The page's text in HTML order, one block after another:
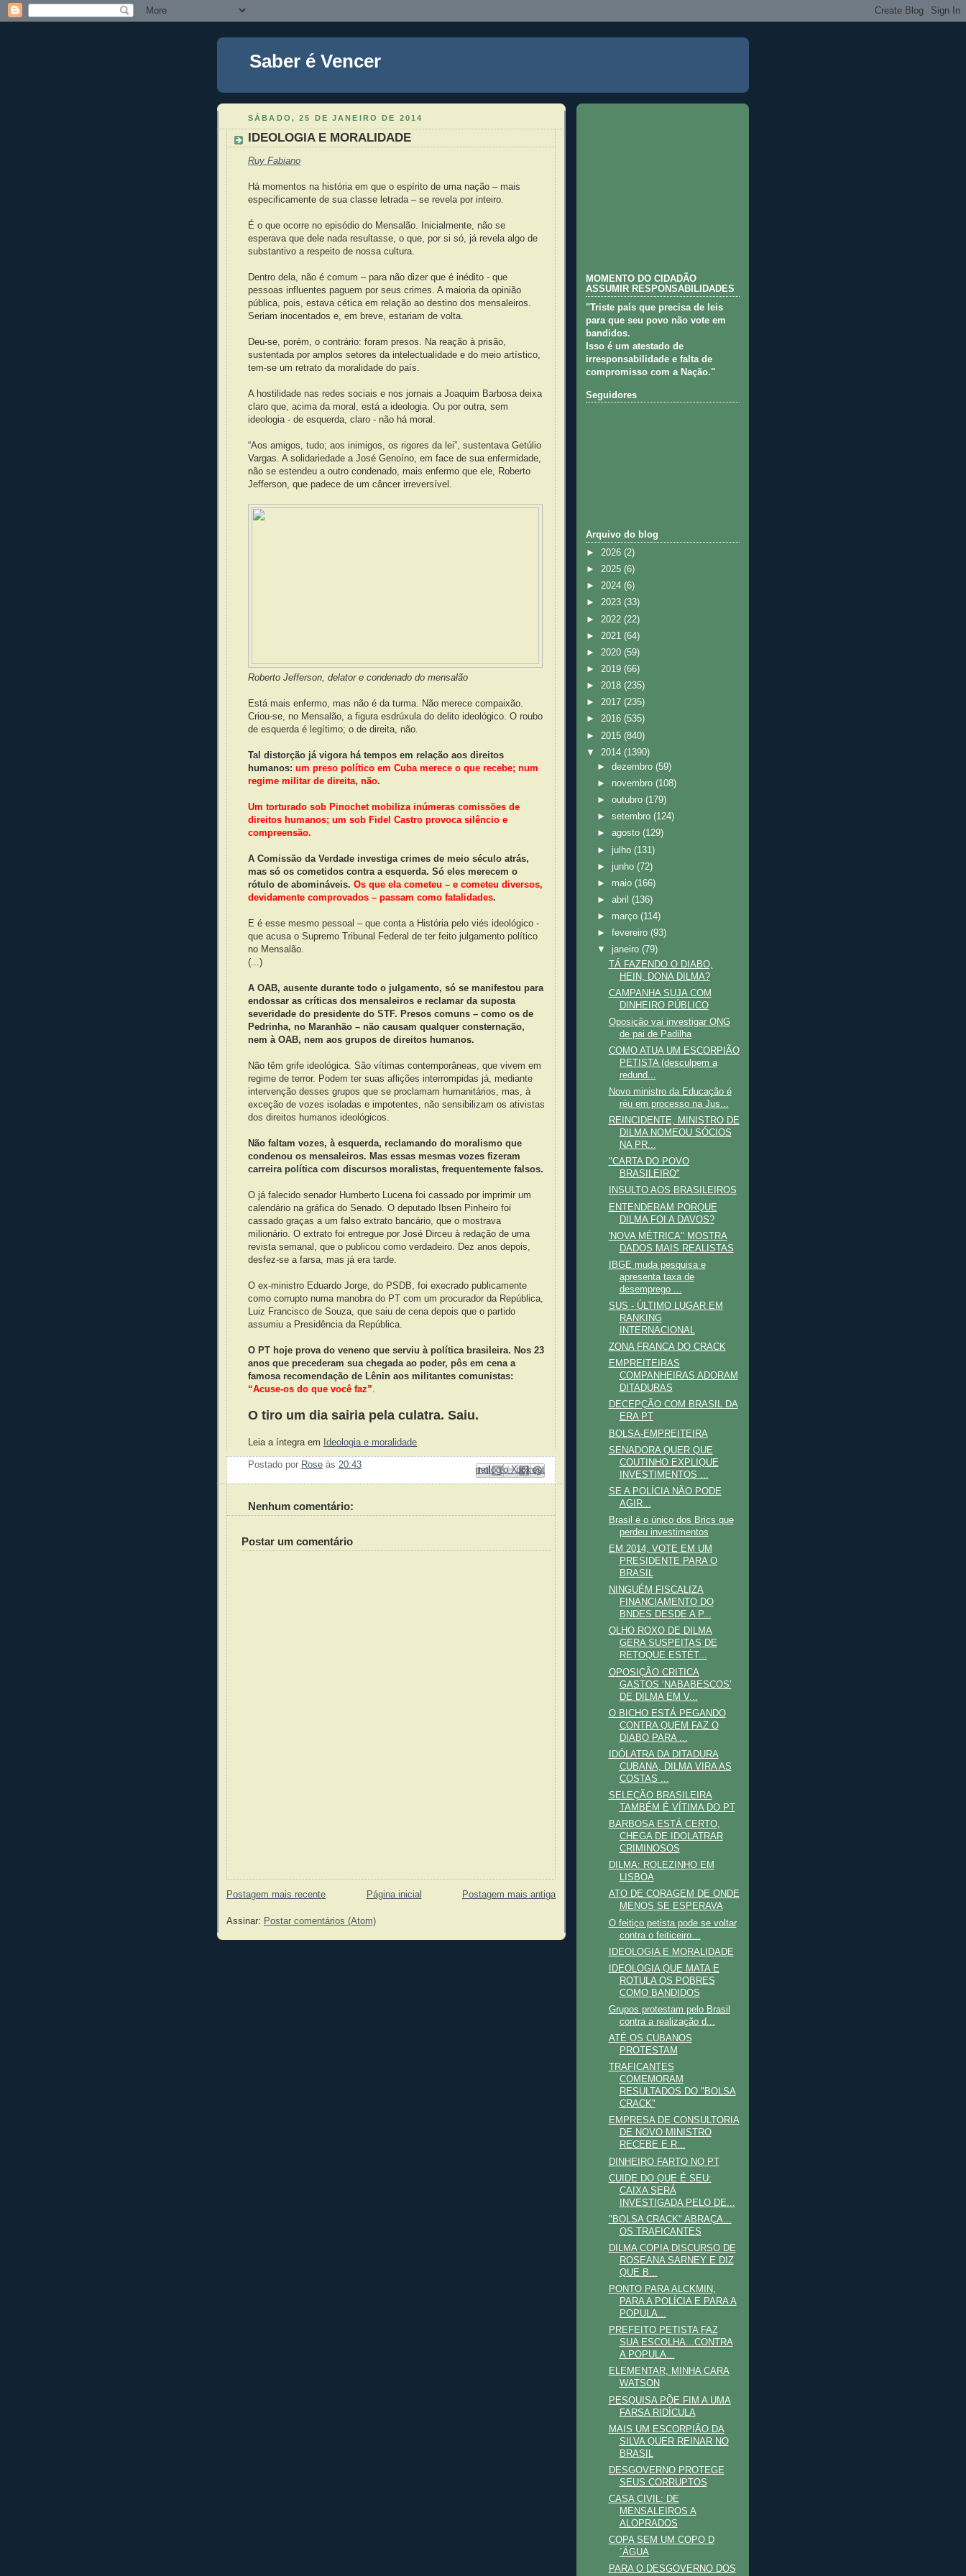
Saber é Vencer
SÁBADO, 25 DE JANEIRO DE 2014
IDEOLOGIA E MORALIDADE
Ruy Fabiano
Há momentos na história em que o espírito de uma nação – mais
especificamente de sua classe letrada – se revela por inteiro.
É o que ocorre no episódio do Mensalão. Inicialmente, não se
esperava que dele nada resultasse, o que, por si só, já revela algo de
substantivo a respeito de nossa cultura.
Dentro dela, não é comum – para não dizer que é inédito - que
pessoas influentes paguem por seus crimes. A maioria da opinião
pública, pois, estava cética em relação ao destino dos mensaleiros.
Seriam inocentados e, em breve, estariam de volta.
Deu-se, porém, o contrário: foram presos. Na reação à prisão,
sustentada por amplos setores da intelectualidade e do meio artístico,
tem-se um retrato da moralidade do país.
A hostilidade nas redes sociais e nos jornais a Joaquim Barbosa deixa
claro que, acima da moral, está a ideologia. Ou por outra, sem
ideologia - de esquerda, claro - não há moral.
“Aos amigos, tudo; aos inimigos, os rigores da lei”, sustentava Getúlio
Vargas. A solidariedade a José Genoíno, em face de sua enfermidade,
não se estendeu a outro condenado, mais enfermo que ele, Roberto
Jefferson, que padece de um câncer irreversível.
Roberto Jefferson, delator e condenado do mensalão
Está mais enfermo, mas não é da turma. Não merece compaixão.
Criou-se, no Mensalão, a figura esdrúxula do delito ideológico. O roubo
de esquerda é legítimo; o de direita, não.
Tal distorção já vigora há tempos em relação aos direitos
humanos: um preso político em Cuba merece o que recebe; num
regime militar de direita, não.
Um torturado sob Pinochet mobiliza inúmeras comissões de
direitos humanos; um sob Fidel Castro provoca silêncio e
compreensão.
A Comissão da Verdade investiga crimes de meio século atrás,
mas só os cometidos contra a esquerda. Só eles merecem o
rótulo de abomináveis. Os que ela cometeu – e cometeu diversos,
devidamente comprovados – passam como fatalidades.
E é esse mesmo pessoal – que conta a História pelo viés ideológico -
que acusa o Supremo Tribunal Federal de ter feito julgamento político
no Mensalão.
(...)
A OAB, ausente durante todo o julgamento, só se manifestou para
endossar as críticas dos mensaleiros e reclamar da suposta
severidade do presidente do STF. Presos comuns – como os de
Pedrinha, no Maranhão – não causam qualquer consternação,
nem à OAB, nem aos grupos de direitos humanos.
Não têm grife ideológica. São vítimas contemporâneas, que vivem em
regime de terror. Podem ter suas aflições interrompidas já, mediante
intervenção desses grupos que se proclamam humanitários, mas, à
exceção de vozes isoladas e impotentes, não sensibilizam os ativistas
dos direitos humanos ideológicos.
Não faltam vozes, à esquerda, reclamando do moralismo que
condenou os mensaleiros. Mas essas mesmas vozes fizeram
carreira política com discursos moralistas, frequentemente falsos.
O já falecido senador Humberto Lucena foi cassado por imprimir um
calendário na gráfica do Senado. O deputado Ibsen Pinheiro foi
cassado graças a um falso extrato bancário, que o mostrava
milionário. O extrato foi entregue por José Dirceu à redação de uma
revista semanal, que o publicou como verdadeiro. Dez anos depois,
desfez-se a farsa, mas já era tarde.
O ex-ministro Eduardo Jorge, do PSDB, foi execrado publicamente
como corrupto numa manobra do PT com um procurador da República,
Luiz Francisco de Souza, que saiu de cena depois que o partido
assumiu a Presidência da República.
O PT hoje prova do veneno que serviu à política brasileira. Nos 23
anos que precederam sua chegada ao poder, pôs em cena a
famosa recomendação de Lênin aos militantes comunistas:
“Acuse-os do que você faz”
O tiro um dia sairia pela culatra. Saiu.
Leia a íntegra em Ideologia e moralidade
Postado por Rose às 20:43 Enviar por e-mail
Postar no blog!
Compartilhar no X
Compartilhar no Facebook
Compartilhar com o Pinterest
Nenhum comentário:
Postar um comentário
Postagem mais recente Postagem mais antiga
Página inicial
Assinar: Postar comentários (Atom)
MOMENTO DO CIDADÃO
ASSUMIR RESPONSABILIDADES
"Triste país que precisa de leis
para que seu povo não vote em
bandidos.
Isso é um atestado de
irresponsabilidade e falta de
compromisso com a Nação."
Seguidores
Arquivo do blog
► 2026 (2)
► 2025 (6)
► 2024 (6)
► 2023 (33)
► 2022 (22)
► 2021 (64)
► 2020 (59)
► 2019 (66)
► 2018 (235)
► 2017 (235)
► 2016 (535)
► 2015 (840)
▼ 2014 (1390)
►dezembro(59)
► novembro(108)
►outubro(179)
►setembro(124)
►agosto(129)
► julho(131)
► junho(72)
► maio(166)
►abril(136)
► março(114)
►fevereiro(93)
▼ janeiro(79)
TÁ FAZENDO O DIABO,
HEIN, DONA DILMA?
CAMPANHA SUJA COM
DINHEIRO PÚBLICO
Oposição vai investigar ONG
de pai de Padilha
COMO ATUA UM ESCORPIÃO
PETISTA (desculpem a
redund...
Novo ministro da Educação é
réu em processo na Jus...
REINCIDENTE, MINISTRO DE
DILMA NOMEOU SÓCIOS
NA PR...
"CARTA DO POVO
BRASILEIRO"
INSULTO AOS BRASILEIROS
ENTENDERAM PORQUE
DILMA FOI A DAVOS?
'NOVA MÉTRICA" MOSTRA
DADOS MAIS REALISTAS
IBGE muda pesquisa e
apresenta taxa de
desemprego ...
SUS - ÚLTIMO LUGAR EM
RANKING
INTERNACIONAL
ZONA FRANCA DO CRACK
EMPREITEIRAS
COMPANHEIRAS ADORAM
DITADURAS
DECEPÇÃO COM BRASIL DA
ERA PT
BOLSA-EMPREITEIRA
SENADORA QUER QUE
COUTINHO EXPLIQUE
INVESTIMENTOS ...
SE A POLÍCIA NÃO PODE
AGIR...
Brasil é o único dos Brics que
perdeu investimentos
EM 2014, VOTE EM UM
PRESIDENTE PARA O
BRASIL
NINGUÉM FISCALIZA
FINANCIAMENTO DO
BNDES DESDE A P...
OLHO ROXO DE DILMA
GERA SUSPEITAS DE
RETOQUE ESTÉT...
OPOSIÇÃO CRITICA
GASTOS ‘NABABESCOS’
DE DILMA EM V...
O BICHO ESTÁ PEGANDO
CONTRA QUEM FAZ O
DIABO PARA ...
IDÓLATRA DA DITADURA
CUBANA, DILMA VIRA AS
COSTAS ...
SELEÇÃO BRASILEIRA
TAMBÉM É VÍTIMA DO PT
BARBOSA ESTÁ CERTO,
CHEGA DE IDOLATRAR
CRIMINOSOS
DILMA: ROLEZINHO EM
LISBOA
ATO DE CORAGEM DE ONDE
MENOS SE ESPERAVA
O feitiço petista pode se voltar
contra o feiticeiro…
IDEOLOGIA E MORALIDADE
IDEOLOGIA QUE MATA E
ROTULA OS POBRES
COMO BANDIDOS
Grupos protestam pelo Brasil
contra a realização d...
ATÉ OS CUBANOS
PROTESTAM
TRAFICANTES
COMEMORAM
RESULTADOS DO "BOLSA
CRACK"
EMPRESA DE CONSULTORIA
DE NOVO MINISTRO
RECEBE E R...
DINHEIRO FARTO NO PT
CUIDE DO QUE É SEU:
CAIXA SERÁ
INVESTIGADA PELO DE...
"BOLSA CRACK" ABRAÇA...
OS TRAFICANTES
DILMA COPIA DISCURSO DE
ROSEANA SARNEY E DIZ
QUE B...
PONTO PARA ALCKMIN,
PARA A POLÍCIA E PARA A
POPULA...
PREFEITO PETISTA FAZ
SUA ESCOLHA...CONTRA
A POPULA...
ELEMENTAR, MINHA CARA
WATSON
PESQUISA PÕE FIM A UMA
FARSA RIDÍCULA
MAIS UM ESCORPIÃO DA
SILVA QUER REINAR NO
BRASIL
DESGOVERNO PROTEGE
SEUS CORRUPTOS
CASA CIVIL: DE
MENSALEIROS A
ALOPRADOS
COPA SEM UM COPO D
´ÁGUA
PARA O DESGOVERNO DOS